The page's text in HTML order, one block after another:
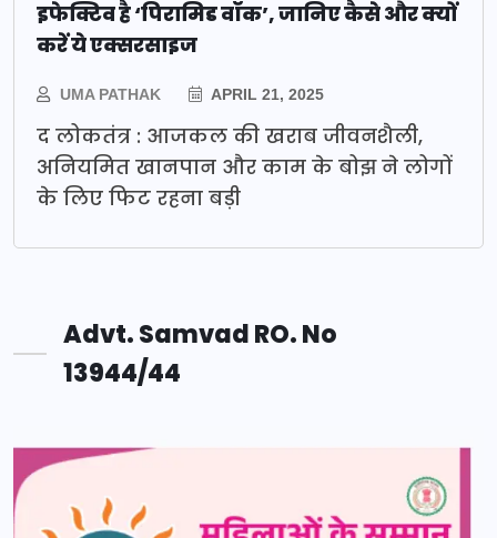
इफेक्टिव है ‘पिरामिड वॉक’, जानिए कैसे और क्यों
करें ये एक्सरसाइज
UMA PATHAK APRIL 21, 2025
द लोकतंत्र : आजकल की खराब जीवनशैली,
अनियमित खानपान और काम के बोझ ने लोगों
के लिए फिट रहना बड़ी
Advt. Samvad RO. No
13944/44